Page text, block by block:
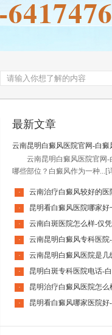
最新文章
云南昆明白癜风医院官网-白癜
云南昆明白癜风医院官网
哪些部位？白癜风作为一种... [
·
·
·
·
·
·
·
·